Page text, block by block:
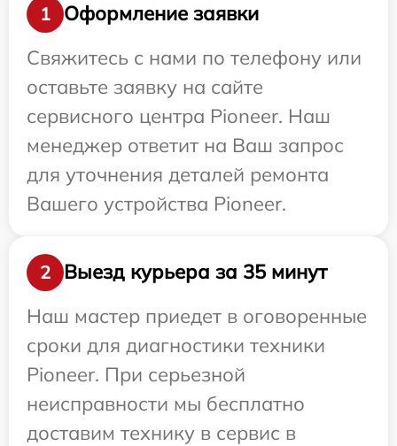
1
Оформление заявки
Свяжитесь с нами по телефону или
оставьте заявку на сайте
сервисного центра Pioneer. Наш
менеджер ответит на Ваш запрос
для уточнения деталей ремонта
Вашего устройства Pioneer.
2
Выезд курьера за 35 минут
Наш мастер приедет в оговоренные
сроки для диагностики техники
Pioneer. При серьезной
неисправности мы бесплатно
доставим технику в сервис в